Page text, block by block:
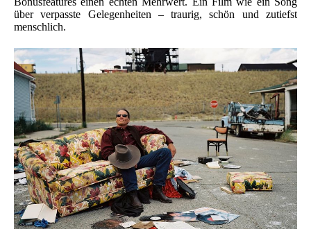
über verpasste Gelegenheiten – traurig, schön und zutiefst
menschlich.